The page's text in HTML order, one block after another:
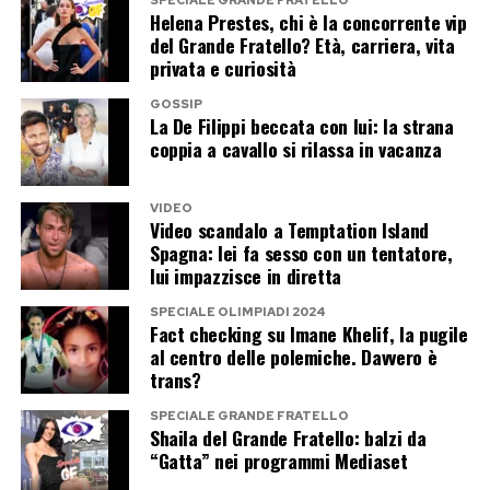
momenti più curiosi della trasmissione. Casalino
vestirà i panni di Zucchero, mentre Maria De
Filippi interpreterà Loredana Bertè. Un
accostamento che difficilmente sarebbe venuto
in mente anche al più fantasioso degli autori
televisivi: l’ex portavoce del premier e la regina
di Canale 5 trasformati in due icone della musica
italiana.
La presenza a Tu sì que vales dimostra che
Casalino non ha chiuso affatto la porta alla
televisione. La vera domanda riguarda il tipo di
televisione che intende scegliere. Una
performance ironica accanto a Maria De Filippi
richiede una sera di leggerezza. Il Grande
Helena Prestes, chi è la concorrente vip
del Grande Fratello? Età, carriera, vita
privata e curiosità
GOSSIP
La De Filippi beccata con lui: la strana
coppia a cavallo si rilassa in vacanza
VIDEO
Video scandalo a Temptation Island
Spagna: lei fa sesso con un tentatore,
lui impazzisce in diretta
SPECIALE OLIMPIADI 2024
Fact checking su Imane Khelif, la pugile
al centro delle polemiche. Davvero è
trans?
SPECIALE GRANDE FRATELLO
Shaila del Grande Fratello: balzi da
“Gatta” nei programmi Mediaset